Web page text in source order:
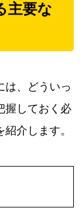
主要な
は、どういっ
握しておく必
介します。